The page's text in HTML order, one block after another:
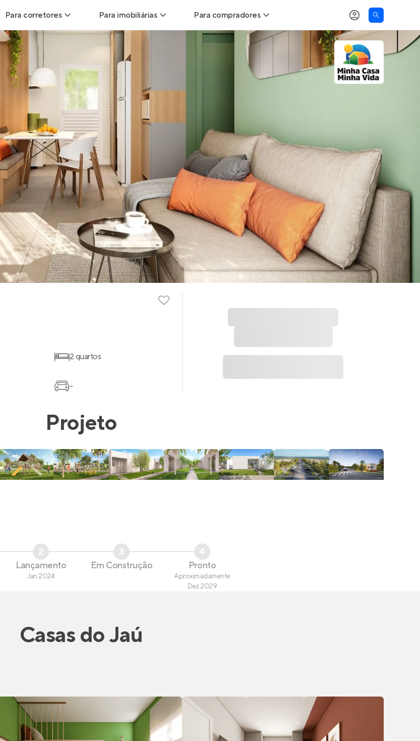
Para corretores
Leads para Corretores
Corretor+
Parcerias imobiliárias
Hub de Corretores
Perfil Verificado
Anunciar imóveis
Para imobiliárias
Leads para Imobiliárias
Hub de imobiliárias
Anunciar imóveis
Para compradores
Buscar um imóvel novo
Calcule seu Poder de Compra
Correção do INCC
Simulador de Financiamento
Encontre um corretor
2 quartos
-
Projeto
2
Lançamento
Jan 2024
3
Em Construção
4
Pronto
Aproximadamente
Dez 2029
Casas doJaú